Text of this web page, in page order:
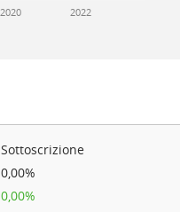
2020 2022
Sottoscrizione
0,00%
0,00%